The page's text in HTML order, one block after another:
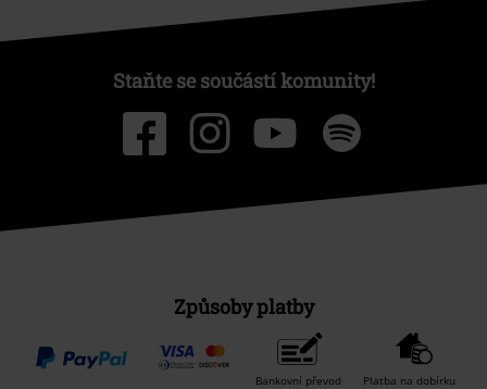
Staňte se součástí komunity!
Způsoby platby
Bankovní převod Platba na dobírku